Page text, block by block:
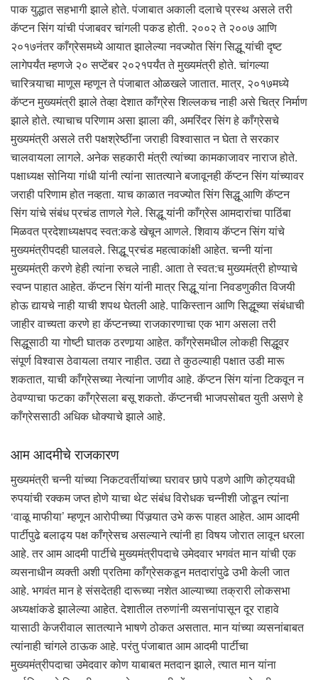
पाक युद्धात सहभागी झाले होते. पंजाबात अकाली दलाचे प्रस्थ असले तरी
कॅप्टन सिंग यांची पंजाबवर चांगली पकड होती. २००२ ते २००७ आणि
२०१७नंतर काँग्रेसमध्ये आयात झालेल्या नवज्योत सिंग सिद्धू यांची दृष्ट
लागेपर्यंत म्हणजे २० सप्टेंबर २०२१पर्यंत ते मुख्यमंत्री होते. चांगल्या
चारित्र्याचा माणूस म्हणून ते पंजाबात ओळखले जातात. मात्र, २०१७मध्ये
कॅप्टन मुख्यमंत्री झाले तेव्हा देशात काँग्रेस शिल्लकच नाही असे चित्र निर्माण
झाले होते. त्याचाच परिणाम असा झाला की, अमरिंदर सिंग हे काँग्रेसचे
मुख्यमंत्री असले तरी पक्षश्रेष्ठींना जराही विश्वासात न घेता ते सरकार
चालवायला लागले. अनेक सहकारी मंत्री त्यांच्या कामकाजावर नाराज होते.
पक्षाध्यक्ष सोनिया गांधी यांनी त्यांना सातत्याने बजावूनही कॅप्टन सिंग यांच्यावर
जराही परिणाम होत नव्हता. याच काळात नवज्योत सिंग सिद्धू आणि कॅप्टन
सिंग यांचे संबंध प्रचंड ताणले गेले. सिद्धू यांनी काँग्रेस आमदारांचा पाठिंबा
मिळवत प्रदेशाध्यक्षपद स्वत:कडे खेचून आणले. शिवाय कॅप्टन सिंग यांचे
मुख्यमंत्रीपदही घालवले. सिद्धू प्रचंड महत्वाकांक्षी आहेत. चन्नी यांना
मुख्यमंत्री करणे हेही त्यांना रुचले नाही. आता ते स्वत:च मुख्यमंत्री होण्याचे
स्वप्न पाहात आहेत. कॅप्टन सिंग यांनी मात्र सिद्धू यांना निवडणुकीत विजयी
होऊ द्यायचे नाही याची शपथ घेतली आहे. पाकिस्तान आणि सिद्धूच्या संबंधाची
जाहीर वाच्यता करणे हा कॅप्टनच्या राजकारणाचा एक भाग असला तरी
सिद्धूसाठी या गोष्टी घातक ठरणार्‍या आहेत. काँग्रेसमधील लोकही सिद्धूवर
संपूर्ण विश्वास ठेवायला तयार नाहीत. उद्या ते कुठल्याही पक्षात उडी मारू
शकतात, याची काँग्रेसच्या नेत्यांना जाणीव आहे. कॅप्टन सिंग यांना टिकवून न
ठेवण्याचा फटका काँग्रेसला बसू शकतो. कॅप्टनची भाजपसोबत युती असणे हे
काँग्रेससाठी अधिक धोक्याचे झाले आहे.
आम आदमीचे राजकारण
मुख्यमंत्री चन्नी यांच्या निकटवर्तीयांच्या घरावर छापे पडणे आणि कोट्यवधी
रुपयांची रक्कम जप्त होणे याचा थेट संबंध विरोधक चन्नीशी जोडून त्यांना
‘वाळू माफीया’ म्हणून आरोपीच्या पिंजर्‍यात उभे करू पाहत आहेत. आम आदमी
पार्टीपुढे बलाढ्य पक्ष काँग्रेसच असल्याने त्यांनी हा विषय जोरात लावून धरला
आहे. तर आम आदमी पार्टीचे मुख्यमंत्रीपदाचे उमेदवार भगवंत मान यांची एक
व्यसनाधीन व्यक्ती अशी प्रतिमा काँग्रेसकडून मतदारांपुढे उभी केली जात
आहे. भगवंत मान हे संसदेतही दारूच्या नशेत आल्याच्या तक्रारी लोकसभा
अध्यक्षांकडे झालेल्या आहेत. देशातील तरुणांनी व्यसनांपासून दूर राहावे
यासाठी केजरीवाल सातत्याने भाषणे ठोकत असतात. मान यांच्या व्यसनांबाबत
त्यांनाही चांगले ठाऊक आहे. परंतु पंजाबात आम आदमी पार्टीचा
मुख्यमंत्रीपदाचा उमेदवार कोण याबाबत मतदान झाले, त्यात मान यांना